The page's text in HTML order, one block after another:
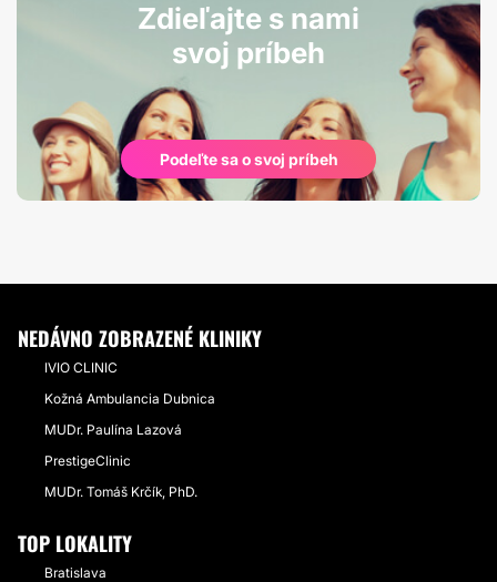
Zdieľajte s nami
svoj príbeh
Podeľte sa o svoj príbeh
NEDÁVNO ZOBRAZENÉ KLINIKY
IVIO CLINIC
Kožná Ambulancia Dubnica
MUDr. Paulína Lazová
PrestigeClinic
MUDr. Tomáš Krčík, PhD.
TOP LOKALITY
Bratislava